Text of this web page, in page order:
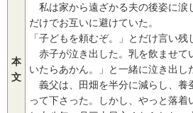
本
文
私は家から遠ざかる夫の後姿に涙
だけでお互いに避けていた。
「子どもを頼むぞ。」とだけ言い残
赤子が泣き出した。乳を飲ませて
いたらあかん。」と一緒に泣き出し
義父は、田畑を半分に減らし、養
って下さった。しかし、やっと落